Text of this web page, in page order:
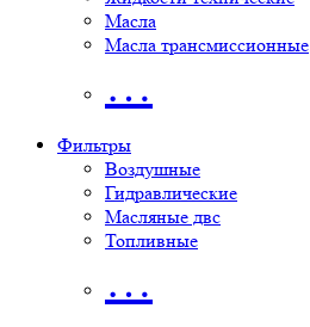
Масла
Масла трансмиссионные
…
Фильтры
Воздушные
Гидравлические
Масляные двс
Топливные
…